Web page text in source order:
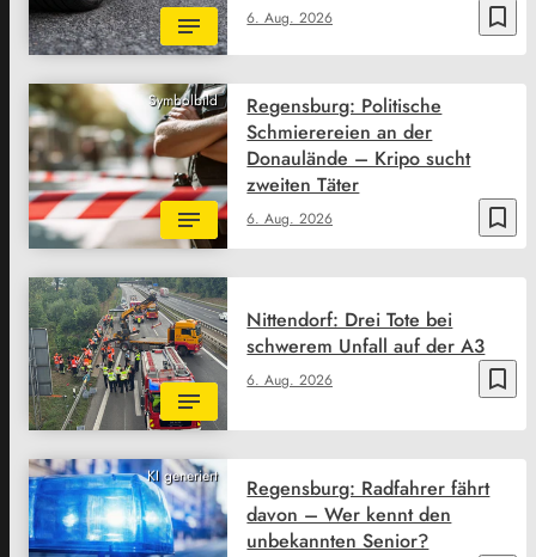
bookmark_border
6. Aug. 2026
Symbolbild
bookmark_border
6. Aug. 2026
Regensburg: Politische
Schmierereien an der
Donaulände – Kripo sucht
zweiten Täter
bookmark_border
6. Aug. 2026
Nittendorf: Drei Tote bei
schwerem Unfall auf der A3
KI generiert
Regensburg: Radfahrer fährt
davon – Wer kennt den
unbekannten Senior?